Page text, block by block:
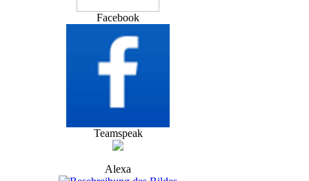
Facebook
Teamspeak
Alexa